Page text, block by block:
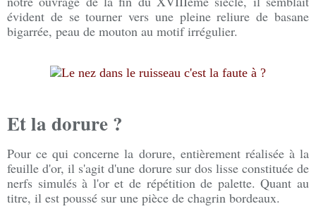
évident de se tourner vers une pleine reliure de basane
bigarrée, peau de mouton au motif irrégulier.
Et la dorure ?
Pour ce qui concerne la dorure, entièrement réalisée à la
feuille d'or, il s'agit d'une dorure sur dos lisse constituée de
nerfs simulés à l'or et de répétition de palette. Quant au
titre, il est poussé sur une pièce de chagrin bordeaux.